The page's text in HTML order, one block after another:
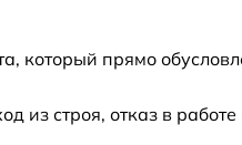
от 60
который прямо
строя, отказ в